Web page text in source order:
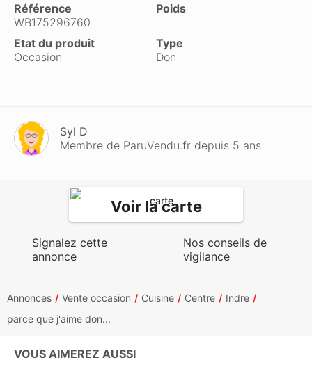
Référence
WB175296760
Poids
Etat du produit
Occasion
Type
Don
Syl D
Membre de ParuVendu.fr depuis 5 ans
Voir la carte
Signalez cette
annonce
Nos conseils de
vigilance
Annonces Vente occasion Cuisine Centre
Indre
parce que j'aime don...
VOUS AIMEREZ AUSSI